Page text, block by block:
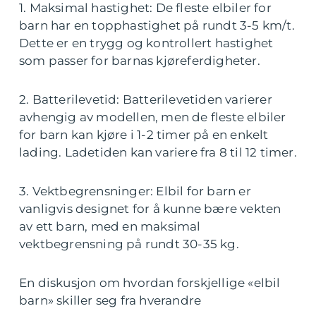
1. Maksimal hastighet: De fleste elbiler for
barn har en topphastighet på rundt 3-5 km/t.
Dette er en trygg og kontrollert hastighet
som passer for barnas kjøreferdigheter.
2. Batterilevetid: Batterilevetiden varierer
avhengig av modellen, men de fleste elbiler
for barn kan kjøre i 1-2 timer på en enkelt
lading. Ladetiden kan variere fra 8 til 12 timer.
3. Vektbegrensninger: Elbil for barn er
vanligvis designet for å kunne bære vekten
av ett barn, med en maksimal
vektbegrensning på rundt 30-35 kg.
En diskusjon om hvordan forskjellige «elbil
barn» skiller seg fra hverandre